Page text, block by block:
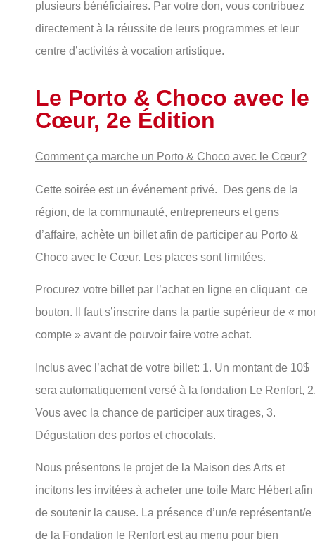
plusieurs bénéficiaires. Par votre don, vous contribuez
directement à la réussite de leurs programmes et leur
centre d’activités à vocation artistique.
Le Porto & Choco avec le
Cœur, 2e Édition
Comment ça marche un Porto & Choco avec le Cœur?
Cette soirée est un événement privé. Des gens de la
région, de la communauté, entrepreneurs et gens
d’affaire, achète un billet afin de participer au Porto &
Choco avec le Cœur. Les places sont limitées.
Procurez votre billet par l’achat en ligne en cliquant ce
bouton. Il faut s’inscrire dans la partie supérieur de «
compte » avant de pouvoir faire votre achat.
Inclus avec l’achat de votre billet: 1. Un montant de 10$
sera automatiquement versé à la fondation Le Renfort,
Vous avec la chance de participer aux tirages, 3.
Dégustation des portos et chocolats.
Nous présentons le projet de la Maison des Arts et
incitons les invitées à acheter une toile Marc Hébert afin
de soutenir la cause. La présence d’un/e représentant/e
de la Fondation le Renfort est au menu pour bien